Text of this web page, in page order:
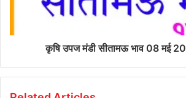
कृषि उपज मंडी सीतामऊ भाव 08 मई